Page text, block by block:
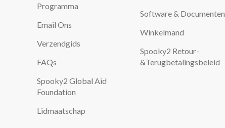
Programma
Email Ons
Verzendgids
FAQs
Spooky2 Global Aid
Foundation
Lidmaatschap
Software & Documenten
Winkelmand
Spooky2 Retour-
&Terugbetalingsbeleid